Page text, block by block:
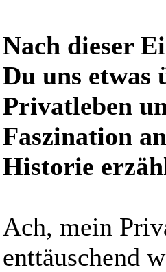
Nach dieser
Du uns etwas
Privatleben
Faszination
Historie
Ach, mein
enttäuschend